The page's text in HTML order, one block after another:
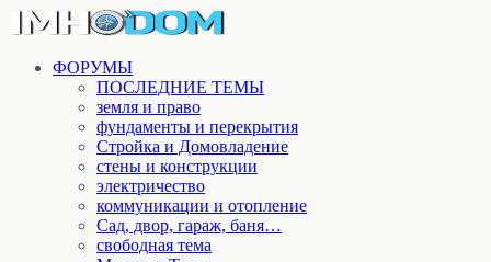
ФОРУМЫ
ПОСЛЕДНИЕ ТЕМЫ
земля и право
фундаменты и перекрытия
Стройка и Домовладение
стены и конструкции
электричество
коммуникации и отопление
Cад, двор, гараж, баня…
свободная тема